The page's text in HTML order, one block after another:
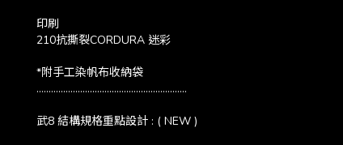
印刷
210抗撕裂CORDURA 迷彩
*附手工染帆布收納袋
..............................................................
武8 結構規格重點設計 : ( NEW )